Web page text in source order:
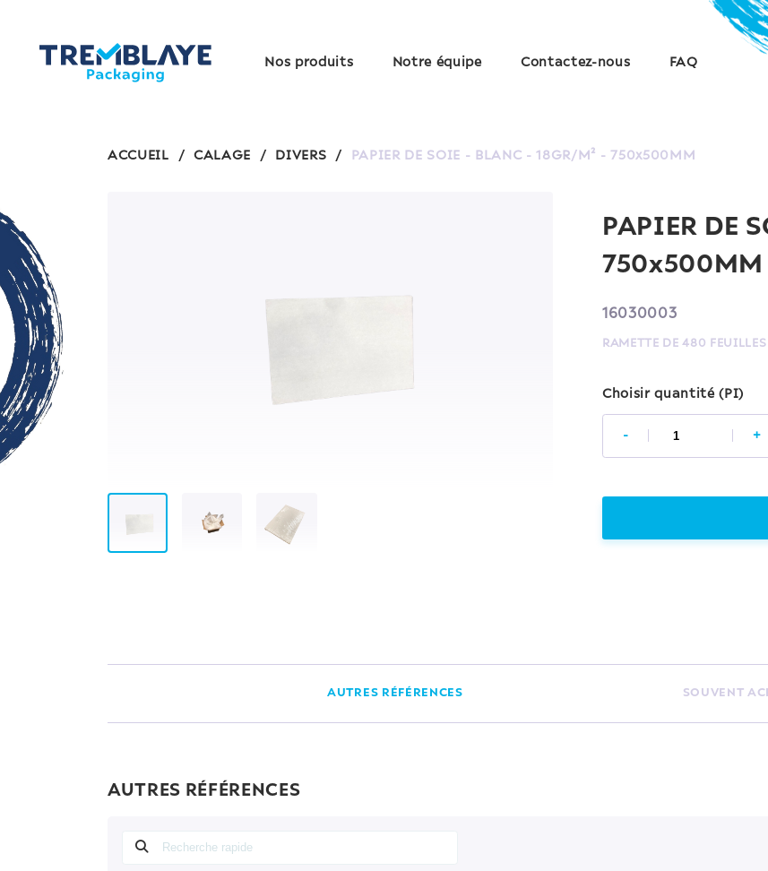
Nos produits Notre équipe Contactez-nous FAQ
ACCUEIL / CALAGE / DIVERS / PAPIER DE SOIE - BLANC - 18GR/M² - 750x500MM
PAPIER DE
750x500MM
16030003
RAMETTE DE 480 FEUILLES
Choisir quantité (PI)
- +
AUTRES RÉFÉRENCES SOUVENT
AUTRES RÉFÉRENCES